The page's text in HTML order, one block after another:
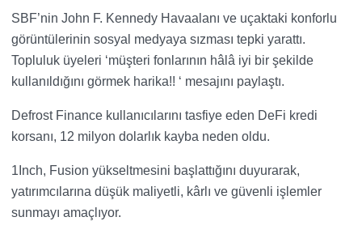
SBF’nin John F. Kennedy Havaalanı ve uçaktaki konforlu
görüntülerinin sosyal medyaya sızması tepki yarattı.
Topluluk üyeleri ‘müşteri fonlarının hâlâ iyi bir şekilde
kullanıldığını görmek harika!! ‘ mesajını paylaştı.
Defrost Finance kullanıcılarını tasfiye eden DeFi kredi
korsanı, 12 milyon dolarlık kayba neden oldu.
1Inch, Fusion yükseltmesini başlattığını duyurarak,
yatırımcılarına düşük maliyetli, kârlı ve güvenli işlemler
sunmayı amaçlıyor.